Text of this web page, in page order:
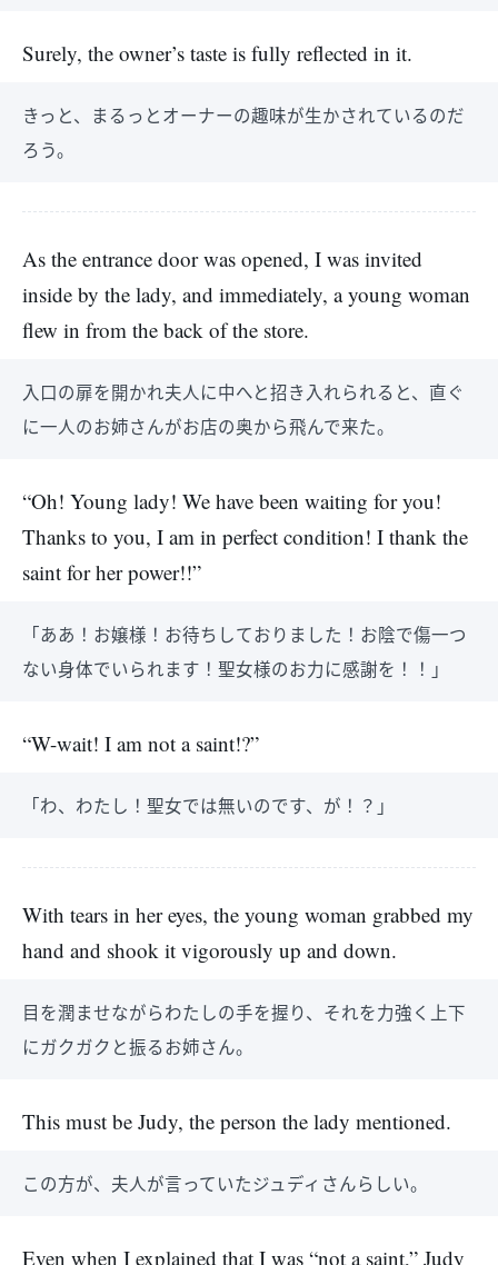
Surely, the owner’s taste is fully reflected in it.
きっと、まるっとオーナーの趣味が生かされているのだ
ろう。
As the entrance door was opened, I was invited
inside by the lady, and immediately, a young woman
flew in from the back of the store.
入口の扉を開かれ夫人に中へと招き入れられると、直ぐ
に一人のお姉さんがお店の奥から飛んで来た。
“Oh! Young lady! We have been waiting for you!
Thanks to you, I am in perfect condition! I thank the
saint for her power!!”
「ああ！お嬢様！お待ちしておりました！お陰で傷一つ
ない身体でいられます！聖女様のお力に感謝を！！」
“W-wait! I am not a saint!?”
「わ、わたし！聖女では無いのです、が！？」
With tears in her eyes, the young woman grabbed my
hand and shook it vigorously up and down.
目を潤ませながらわたしの手を握り、それを力強く上下
にガクガクと振るお姉さん。
This must be Judy, the person the lady mentioned.
この方が、夫人が言っていたジュディさんらしい。
Even when I explained that I was “not a saint,” Judy